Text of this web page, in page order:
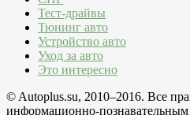
Тест-драйвы
Тюнинг авто
Устройство авто
Уход за авто
Это интересно
© Autoplus.su, 2010–2016. Все
информационно-